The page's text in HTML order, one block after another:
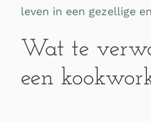
leven in een gezellige
Wat te
een